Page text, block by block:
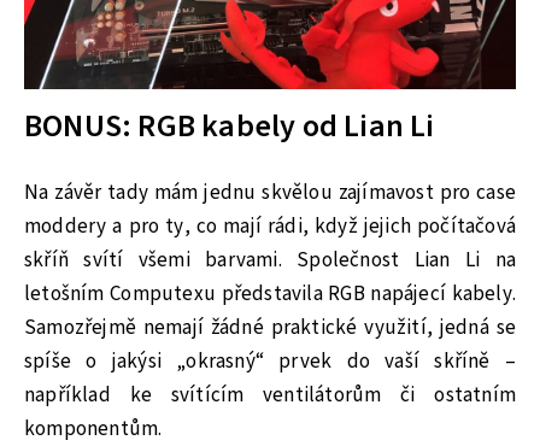
BONUS: RGB kabely od Lian Li
Na závěr tady mám jednu skvělou zajímavost pro case
moddery a pro ty, co mají rádi, když jejich počítačová
skříň svítí všemi barvami. Společnost Lian Li na
letošním Computexu představila RGB napájecí kabely.
Samozřejmě nemají žádné praktické využití, jedná se
spíše o jakýsi „okrasný“ prvek do vaší skříně –
například ke svítícím ventilátorům či ostatním
komponentům.